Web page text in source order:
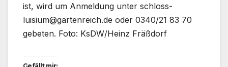
ist, wird um Anmeldung unter schloss-
luisium@gartenreich.de oder 0340/21 83 70
gebeten. Foto: KsDW/Heinz Fräßdorf